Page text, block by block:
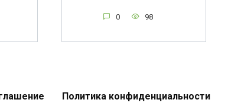
0 98
Политика конфиденциальности